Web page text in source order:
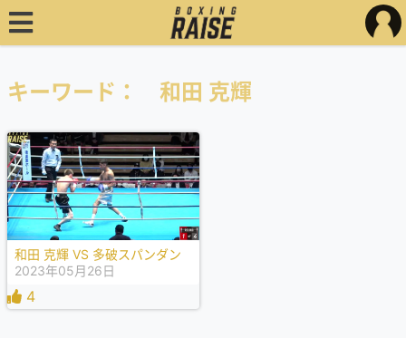
キーワード： 和田 克輝
和田 克輝 VS 多破スパンダン
2023年05月26日
4